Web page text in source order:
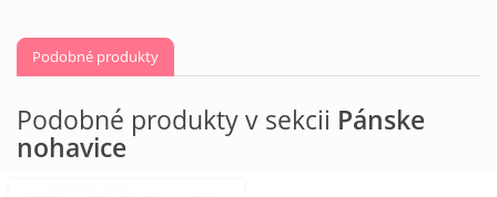
Podobné produkty
Podobné produkty v sekcii Pánske
nohavice